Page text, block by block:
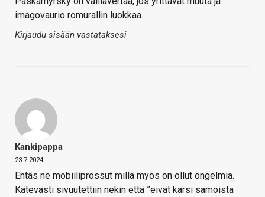
imagovaurio romurallin luokkaa..
Kirjaudu sisään vastataksesi
Kankipappa
23.7.2024
Entäs ne mobiiliprossut millä myös on ollut ongelmia.
Kätevästi sivuutettiin nekin että ”eivät kärsi samoista